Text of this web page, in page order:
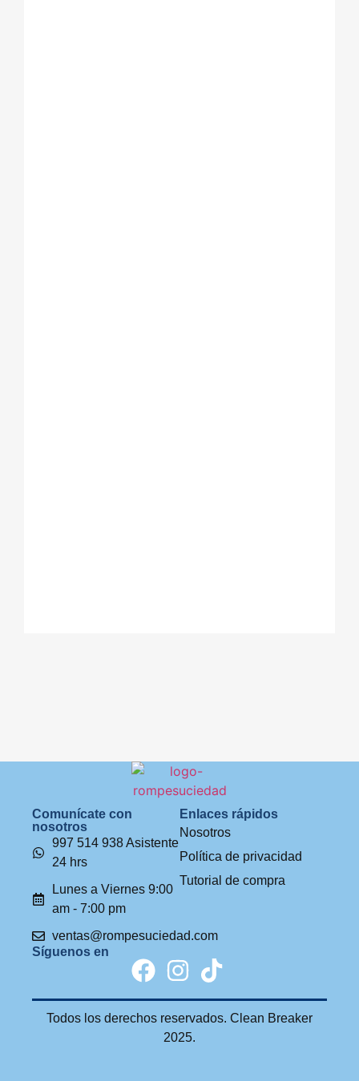
Comunícate con
nosotros
997 514 938 Asistente
24 hrs
Lunes a Viernes 9:00
am - 7:00 pm
ventas@rompesuciedad.com
Enlaces rápidos
Nosotros
Política de privacidad
Tutorial de compra
Síguenos en
Todos los derechos reservados. Clean Breaker
2025.